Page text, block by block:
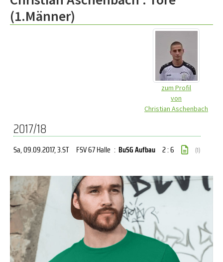
(1.Männer)
zum Profil
von
Christian Aschenbach
2017/18
Sa, 09.09.2017, 3.ST FSV 67 Halle : BuSG Aufbau 2 : 6 (1)